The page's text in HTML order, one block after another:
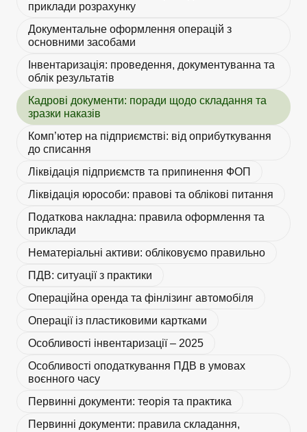
приклади розрахунку
Документальне оформлення операцій з
основними засобами
Інвентаризація: проведення, документуванна та
облік результатів
Кадрові документи: поради щодо складання та
зразки наказів
Комп’ютер на підприємстві: від оприбуткування
до списання
Ліквідація підприємств та припинення ФОП
Ліквідація юрособи: правові та облікові питання
Податкова накладна: правила оформлення та
приклади
Нематеріальні активи: обліковуємо правильно
ПДВ: ситуації з практики
Операційна оренда та фінлізинг автомобіля
Операції із пластиковими картками
Особливості інвентаризації – 2025
Особливості оподаткування ПДВ в умовах
воєнного часу
Первинні документи: теорія та практика
Первинні документи: правила складання,